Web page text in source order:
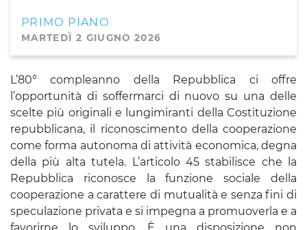
PRIMO PIANO
MARTEDÌ 2 GIUGNO 2026
L’80° compleanno della Repubblica ci offre
l’opportunità di soffermarci di nuovo su una delle
scelte più originali e lungimiranti della Costituzione
repubblicana, il riconoscimento della cooperazione
come forma autonoma di attività economica, degna
della più alta tutela. L’articolo 45 stabilisce che la
Repubblica riconosce la funzione sociale della
cooperazione a carattere di mutualità e senza fini di
speculazione privata e si impegna a promuoverla e a